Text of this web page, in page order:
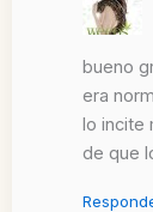
bueno
era
lo incite
de que